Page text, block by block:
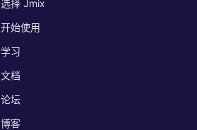
选择 Jmix
开始使用
学习
文档
论坛
博客